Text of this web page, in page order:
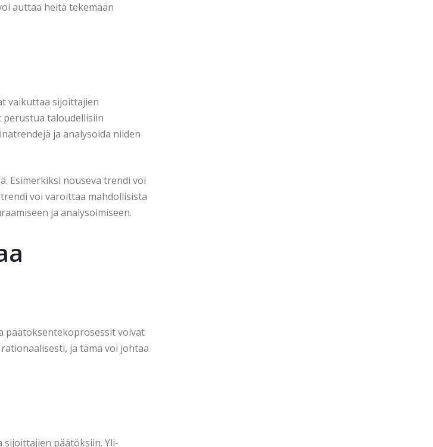
auttaa heitä tekemään
vaikuttaa sijoittajien
perustua taloudellisiin
ja analysoida niiden
Esimerkiksi nouseva trendi voi
voi varoittaa mahdollisista
ja analysoimiseen.
päätöksentekoprosessit voivat
ja tämä voi johtaa
päätöksiin. Yli-